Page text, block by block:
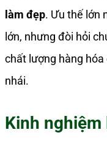
làm đẹp. Ưu thế lớn
lớn, nhưng đòi hỏi
chất lượng hàng
nhái.
Kinh